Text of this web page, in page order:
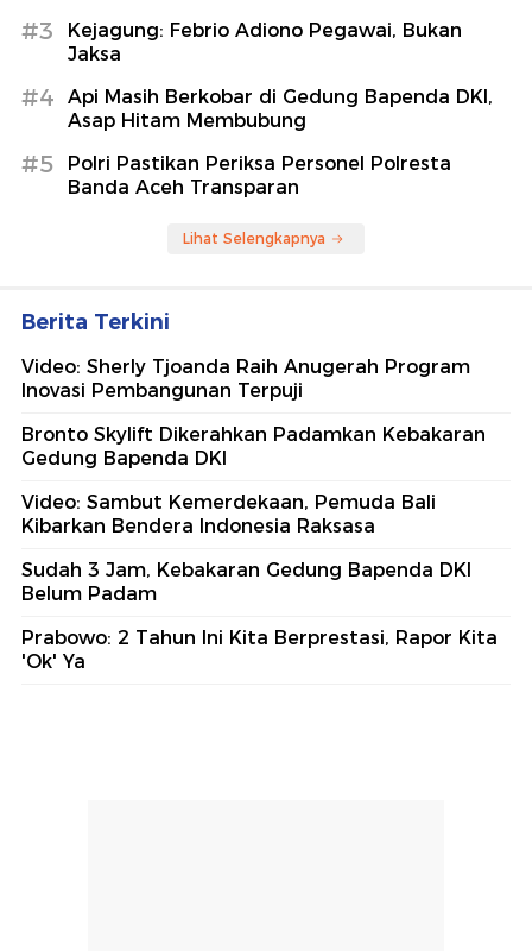
#3
Kejagung: Febrio Adiono Pegawai, Bukan
Jaksa
#4
Api Masih Berkobar di Gedung Bapenda DKI,
Asap Hitam Membubung
#5
Polri Pastikan Periksa Personel Polresta
Banda Aceh Transparan
Lihat Selengkapnya
Berita Terkini
Video: Sherly Tjoanda Raih Anugerah Program
Inovasi Pembangunan Terpuji
Bronto Skylift Dikerahkan Padamkan Kebakaran
Gedung Bapenda DKI
Video: Sambut Kemerdekaan, Pemuda Bali
Kibarkan Bendera Indonesia Raksasa
Sudah 3 Jam, Kebakaran Gedung Bapenda DKI
Belum Padam
Prabowo: 2 Tahun Ini Kita Berprestasi, Rapor Kita
'Ok' Ya